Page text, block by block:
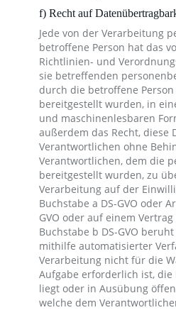
f) Recht auf
Jede von der Verarbeitung
betroffene Person hat das
Richtlinien- und
sie betreffenden
durch die betroffene
bereitgestellt wurden, in
und maschinenlesbaren
außerdem das Recht, diese
Verantwortlichen ohne
Verantwortlichen, dem die
bereitgestellt wurden, zu
Verarbeitung auf der
Buchstabe a DS-GVO oder
GVO oder auf einem
Buchstabe b DS-GVO
mithilfe automatisierter
Verarbeitung nicht für die
Aufgabe erforderlich ist,
liegt oder in Ausübung
welche dem